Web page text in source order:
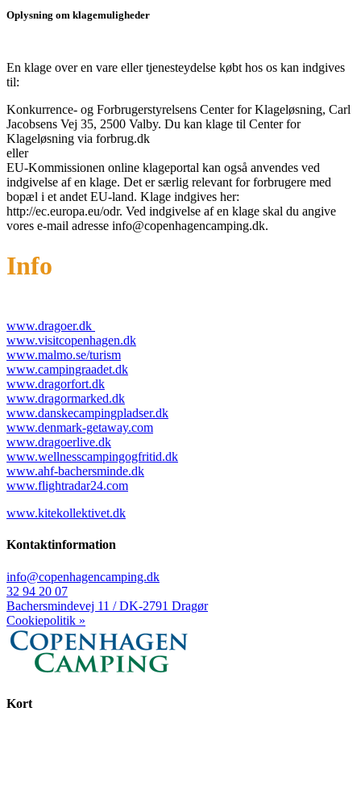
Oplysning om klagemuligheder
En klage over en vare eller tjenesteydelse købt hos os kan indgives
til:
Konkurrence- og Forbrugerstyrelsens Center for Klageløsning, Carl
Jacobsens Vej 35, 2500 Valby. Du kan klage til Center for
Klageløsning via forbrug.dk
eller
EU-Kommissionen online klageportal kan også anvendes ved
indgivelse af en klage. Det er særlig relevant for forbrugere med
bopæl i et andet EU-land. Klage indgives her:
http://ec.europa.eu/odr. Ved indgivelse af en klage skal du angive
vores e-mail adresse info@copenhagencamping.dk.
Info
www.dragoer.dk
www.visitcopenhagen.dk
www.malmo.se/turism
www.campingraadet.dk
www.dragorfort.dk
www.dragormarked.dk
www.danskecampingpladser.dk
www.denmark-getaway.com
www.dragoerlive.dk
www.wellnesscampingogfritid.dk
www.ahf-bachersminde.dk
www.flightradar24.com
www.kitekollektivet.dk
Kontaktinformation
info@copenhagencamping.dk
32 94 20 07
Bachersmindevej 11 / DK-2791 Dragør
Cookiepolitik »
Kort